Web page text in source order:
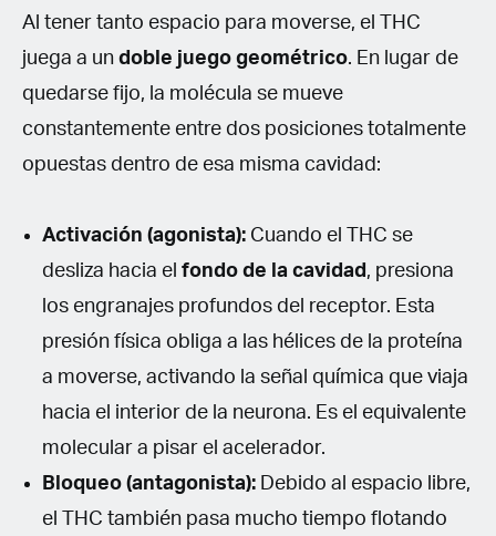
Al tener tanto espacio para moverse, el THC
juega a un doble juego geométrico. En lugar de
quedarse fijo, la molécula se mueve
constantemente entre dos posiciones totalmente
opuestas dentro de esa misma cavidad:
Activación (agonista): Cuando el THC se
desliza hacia el fondo de la cavidad , presiona
los engranajes profundos del receptor. Esta
presión física obliga a las hélices de la proteína
a moverse, activando la señal química que viaja
hacia el interior de la neurona. Es el equivalente
molecular a pisar el acelerador.
Bloqueo (antagonista): Debido al espacio libre,
el THC también pasa mucho tiempo flotando